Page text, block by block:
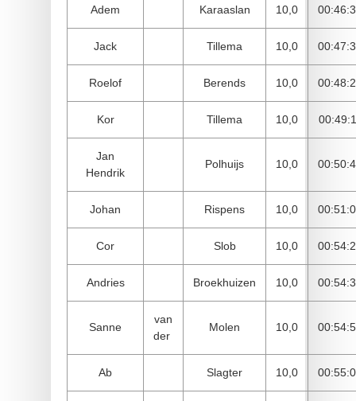
Adem Karaaslan 10,0
Jack Tillema 10,0
Roelof Berends 10,0
Kor Tillema 10,0
Jan
Hendrik
Polhuijs 10,0
Johan Rispens 10,0
Cor Slob 10,0
Andries Broekhuizen 10,0
Sanne
van
der
Molen 10,0
Ab Slagter 10,0